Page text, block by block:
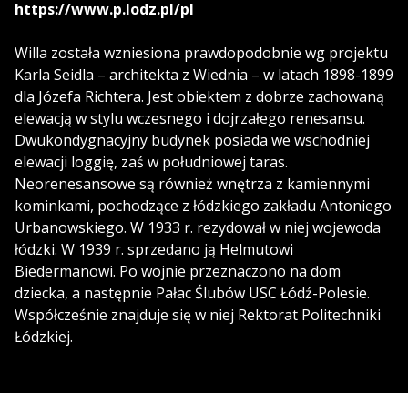
https://www.p.lodz.pl/pl
Willa została wzniesiona prawdopodobnie wg projektu
Karla Seidla – architekta z Wiednia – w latach 1898-1899
dla Józefa Richtera. Jest obiektem z dobrze zachowaną
elewacją w stylu wczesnego i dojrzałego renesansu.
Dwukondygnacyjny budynek posiada we wschodniej
elewacji loggię, zaś w południowej taras.
Neorenesansowe są również wnętrza z kamiennymi
kominkami, pochodzące z łódzkiego zakładu Antoniego
Urbanowskiego. W 1933 r. rezydował w niej wojewoda
łódzki. W 1939 r. sprzedano ją Helmutowi
Biedermanowi. Po wojnie przeznaczono na dom
dziecka, a następnie Pałac Ślubów USC Łódź-Polesie.
Współcześnie znajduje się w niej Rektorat Politechniki
Łódzkiej.